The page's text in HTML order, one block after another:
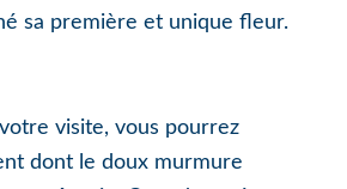
sa première et unique fleur.
visite, vous pourrez
dont le doux murmure